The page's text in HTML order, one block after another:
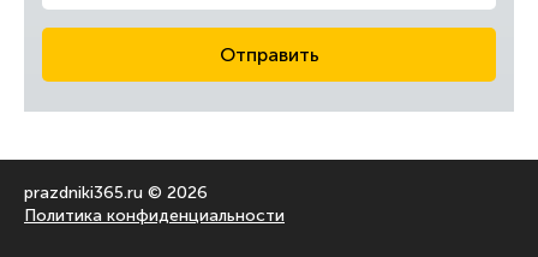
Отправить
prazdniki365.ru © 2026
Политика конфиденциальности